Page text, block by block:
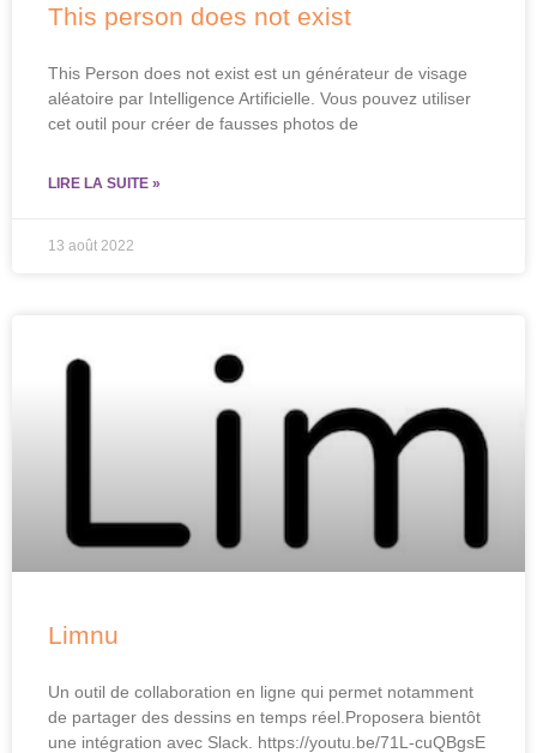
This person does not exist
This Person does not exist est un générateur de visage
aléatoire par Intelligence Artificielle. Vous pouvez utiliser
cet outil pour créer de fausses photos de
LIRE LA SUITE »
13 août 2022
Limnu
Un outil de collaboration en ligne qui permet notamment
de partager des dessins en temps réel.Proposera bientôt
une intégration avec Slack. https://youtu.be/71L-cuQBgsE